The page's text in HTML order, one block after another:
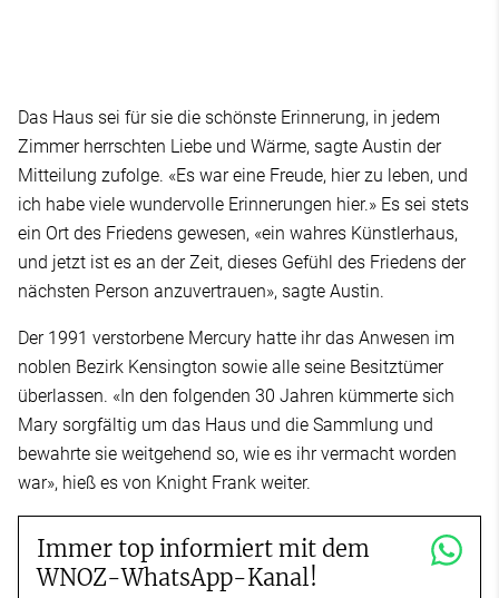
Das Haus sei für sie die schönste Erinnerung, in jedem
Zimmer herrschten Liebe und Wärme, sagte Austin der
Mitteilung zufolge. «Es war eine Freude, hier zu leben, und
ich habe viele wundervolle Erinnerungen hier.» Es sei stets
ein Ort des Friedens gewesen, «ein wahres Künstlerhaus,
und jetzt ist es an der Zeit, dieses Gefühl des Friedens der
nächsten Person anzuvertrauen», sagte Austin.
Der 1991 verstorbene Mercury hatte ihr das Anwesen im
noblen Bezirk Kensington sowie alle seine Besitztümer
überlassen. «In den folgenden 30 Jahren kümmerte sich
Mary sorgfältig um das Haus und die Sammlung und
bewahrte sie weitgehend so, wie es ihr vermacht worden
war», hieß es von Knight Frank weiter.
Immer top informiert mit dem
WNOZ-WhatsApp-Kanal!